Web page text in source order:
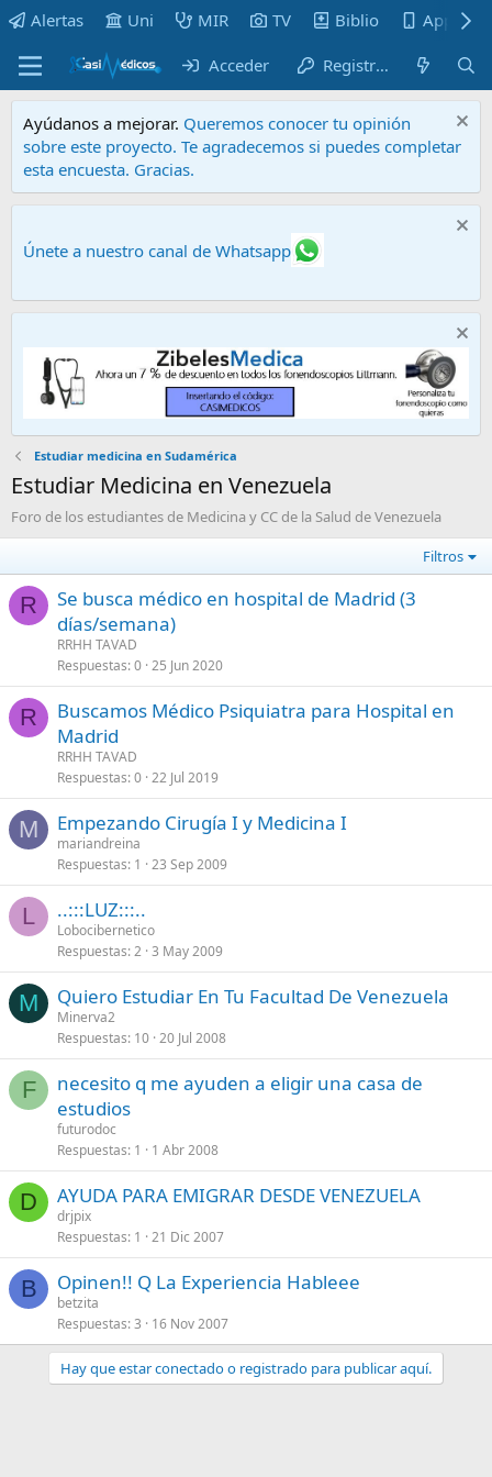
Alertas Uni MIR TV Biblio Apps
Acceder Registrarse
Ayúdanos a mejorar. Queremos conocer tu opinión
sobre este proyecto. Te agradecemos si puedes completar
esta encuesta. Gracias.
Únete a nuestro canal de Whatsapp
Estudiar medicina en Sudamérica
Estudiar Medicina en Venezuela
Foro de los estudiantes de Medicina y CC de la Salud de Venezuela
Filtros
R
Se busca médico en hospital de Madrid (3
días/semana)
RRHH TAVAD
Respuestas 0 25 Jun 2020
R
Buscamos Médico Psiquiatra para Hospital en
Madrid
RRHH TAVAD
Respuestas 0 22 Jul 2019
M Empezando Cirugía I y Medicina I
mariandreina
Respuestas 1 23 Sep 2009
L ..:::LUZ:::..
Lobocibernetico
Respuestas 2 3 May 2009
M Quiero Estudiar En Tu Facultad De Venezuela
Minerva2
Respuestas 10 20 Jul 2008
F
necesito q me ayuden a eligir una casa de
estudios
futurodoc
Respuestas 1 1 Abr 2008
D AYUDA PARA EMIGRAR DESDE VENEZUELA
drjpix
Respuestas 1 21 Dic 2007
B Opinen!! Q La Experiencia Hableee
betzita
Respuestas 3 16 Nov 2007
Hay que estar conectado o registrado para publicar aquí.